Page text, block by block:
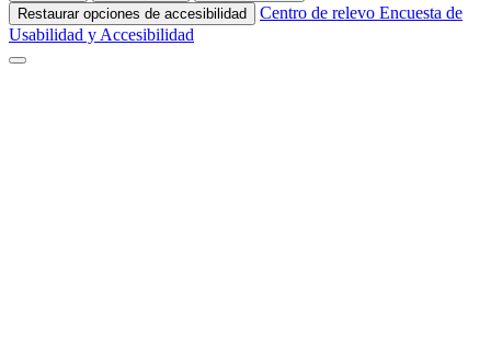
Restaurar opciones de accesibilidad
Centro de relevo Encuesta de
Usabilidad y Accesibilidad